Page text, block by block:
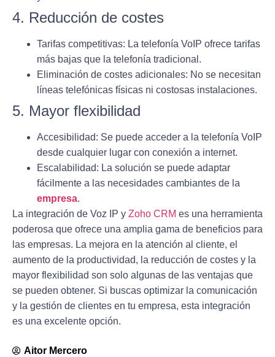
4. Reducción de costes
Tarifas competitivas: La telefonía VoIP ofrece tarifas
más bajas que la telefonía tradicional.
Eliminación de costes adicionales: No se necesitan
líneas telefónicas físicas ni costosas instalaciones.
5. Mayor flexibilidad
Accesibilidad: Se puede acceder a la telefonía VoIP
desde cualquier lugar con conexión a internet.
Escalabilidad: La solución se puede adaptar
fácilmente a las necesidades cambiantes de la
empresa.
La integración de Voz IP y Zoho CRM es una herramienta
poderosa que ofrece una amplia gama de beneficios para
las empresas. La mejora en la atención al cliente, el
aumento de la productividad, la reducción de costes y la
mayor flexibilidad son solo algunas de las ventajas que
se pueden obtener. Si buscas optimizar la comunicación
y la gestión de clientes en tu empresa, esta integración
es una excelente opción.
Aitor Mercero